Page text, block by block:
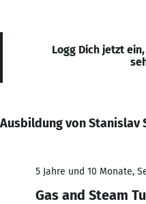
Logg Dich jetzt
Ausbildung von Stanislav
5 Jahre und 10 Monate,
Gas and Steam